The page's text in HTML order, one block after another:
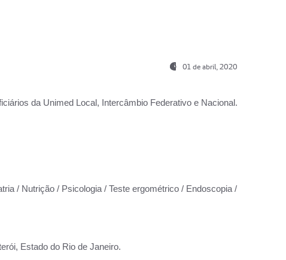
01 de abril, 2020
da Unimed Local, Intercâmbio Federativo e Nacional.
/ Nutrição / Psicologia / Teste ergométrico / Endoscopia /
Estado do Rio de Janeiro.